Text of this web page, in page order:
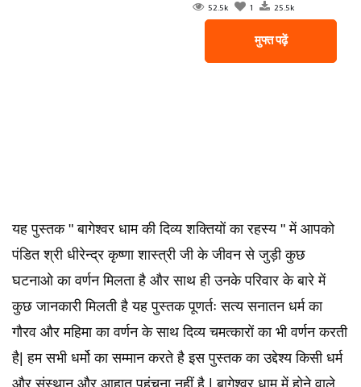
52.5k 1 25.5k
मुफ्त पढ़ें
यह पुस्तक " बागेश्वर धाम की दिव्य शक्तियों का रहस्य " में आपको
पंडित श्री धीरेन्द्र कृष्णा शास्त्री जी के जीवन से जुड़ी कुछ
घटनाओ का वर्णन मिलता है और साथ ही उनके परिवार के बारे में
कुछ जानकारी मिलती है यह पुस्तक पूणर्तः सत्य सनातन धर्म का
गौरव और महिमा का वर्णन के साथ दिव्य चमत्कारों का भी वर्णन करती
है| हम सभी धर्मो का सम्मान करते है इस पुस्तक का उद्देश्य किसी धर्म
और संस्थान और आहात पहुंचना नहीं है | बागेश्वर धाम में होने वाले